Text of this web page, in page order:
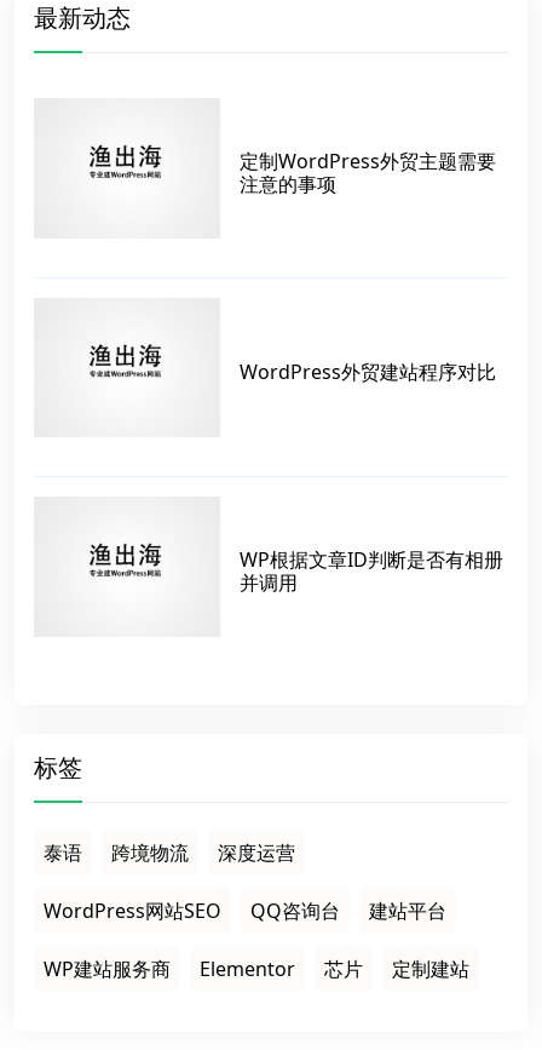
最新动态
定制WordPress外贸主题需要
注意的事项
WordPress外贸建站程序对比
WP根据文章ID判断是否有相册
并调用
标签
泰语 跨境物流 深度运营
WordPress网站SEO QQ咨询台 建站平台
WP建站服务商 Elementor 芯片 定制建站